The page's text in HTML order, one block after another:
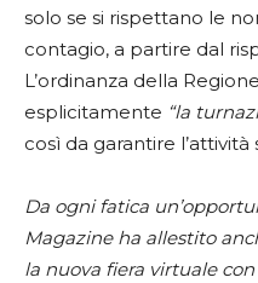
solo se si rispettano le
contagio, a partire dal
L’ordinanza della
esplicitamente “la
così da garantire l’attività
Da ogni fatica
Magazine ha allestito
la nuova fiera virtuale